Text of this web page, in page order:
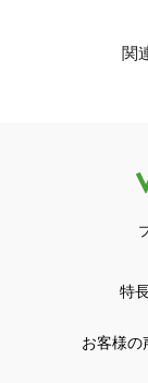
関
特
お客様の